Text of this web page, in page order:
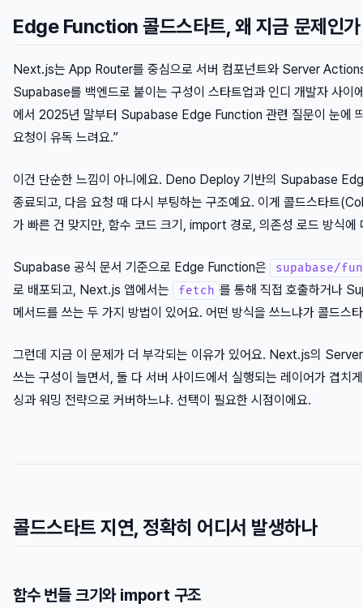
Edge Function 콜드스타트, 왜 지금 문제인가
Next.js는 App Router를 중심으로 서버 컴포넌트와 Server
Supabase를 백엔드로 붙이는 구성이 스타트업과 인디 개발자 사
에서 2025년 말부터 Supabase Edge Function 관련 질문이 눈에
요청이 유독 느려요.”
이건 단순한 느낌이 아니에요. Deno Deploy 기반의 Supabase
종료되고, 다음 요청 때 다시 부팅하는 구조예요. 이게 콜드스타트
가 빠른 건 맞지만, 함수 코드 크기, import 경로, 의존성 로드 방식에
Supabase 공식 문서 기준으로 Edge Function은 supabase/
로 배포되고, Next.js 앱에서는 fetch 를 통해 직접 호출하거나
메서드를 쓰는 두 가지 방법이 있어요. 어떤 방식을 쓰느냐가 콜드스
그런데 지금 이 문제가 더 부각되는 이유가 있어요. Next.js의
쓰는 구성이 늘면서, 둘 다 서버 사이드에서 실행되는 레이어가 겹치
싱과 워밍 전략으로 커버하느냐. 선택이 필요한 시점이에요.
콜드스타트 지연, 정확히 어디서 발생하나
함수 번들 크기와 import 구조